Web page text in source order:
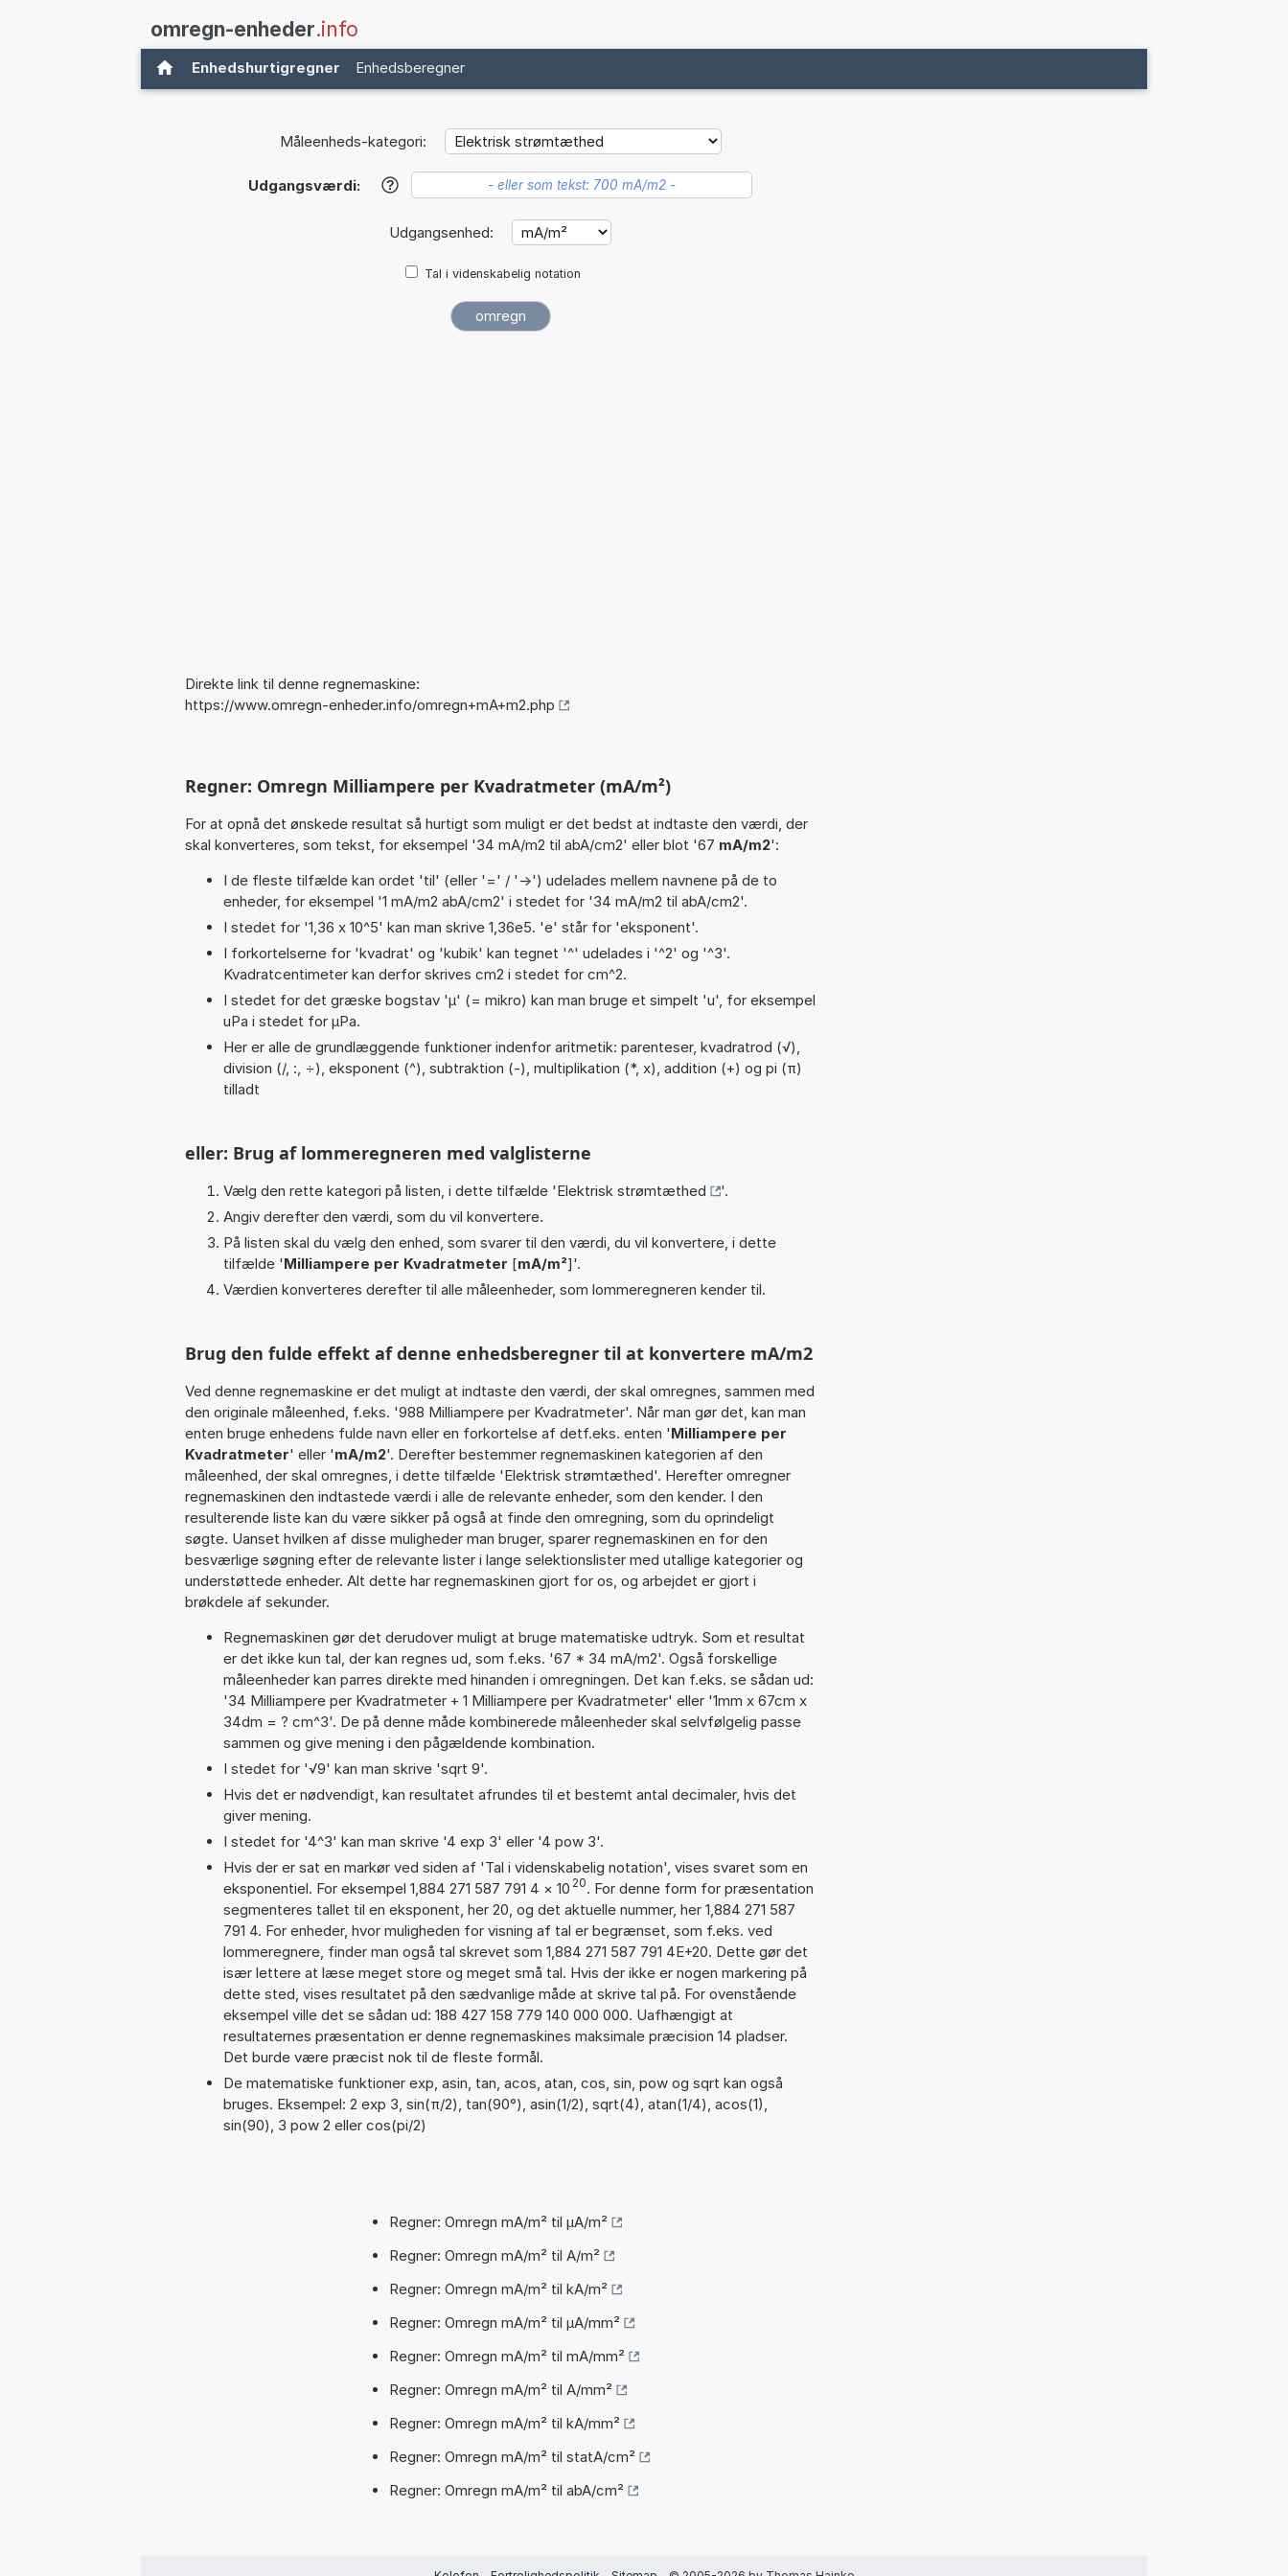
omregn-enheder.info
Enhedshurtigregner Enhedsberegner
Måleenheds-kategori:
Udgangsværdi: ?
Udgangsenhed:
Tal i videnskabelig notation
Direkte link til denne regnemaskine:
https://www.omregn-enheder.info/omregn+mA+m2.php
Regner: Omregn Milliampere per Kvadratmeter (mA/m²)
For at opnå det ønskede resultat så hurtigt som muligt er det bedst at indtaste den værdi, der
skal konverteres, som tekst, for eksempel '34 mA/m2 til abA/cm2' eller blot '67 mA/m2':
I de fleste tilfælde kan ordet 'til' (eller '=' / '->') udelades mellem navnene på de to
enheder, for eksempel '1 mA/m2 abA/cm2' i stedet for '34 mA/m2 til abA/cm2'.
I stedet for '1,36 x 10^5' kan man skrive 1,36e5. 'e' står for 'eksponent'.
I forkortelserne for 'kvadrat' og 'kubik' kan tegnet '^' udelades i '^2' og '^3'.
Kvadratcentimeter kan derfor skrives cm2 i stedet for cm^2.
I stedet for det græske bogstav 'µ' (= mikro) kan man bruge et simpelt 'u', for eksempel
uPa i stedet for µPa.
Her er alle de grundlæggende funktioner indenfor aritmetik: parenteser, kvadratrod (√),
division (/, :, ÷), eksponent (^), subtraktion (-), multiplikation (*, x), addition (+) og pi (π)
tilladt
eller: Brug af lommeregneren med valglisterne
Vælg den rette kategori på listen, i dette tilfælde 'Elektrisk strømtæthed
'.
Angiv derefter den værdi, som du vil konvertere.
På listen skal du vælg den enhed, som svarer til den værdi, du vil konvertere, i dette
tilfælde 'Milliampere per Kvadratmeter [mA/m²]'.
Værdien konverteres derefter til alle måleenheder, som lommeregneren kender til.
Brug den fulde effekt af denne enhedsberegner til at konvertere mA/m2
Ved denne regnemaskine er det muligt at indtaste den værdi, der skal omregnes, sammen med
den originale måleenhed, f.eks. '988 Milliampere per Kvadratmeter'. Når man gør det, kan man
enten bruge enhedens fulde navn eller en forkortelse af detf.eks. enten 'Milliampere per
Kvadratmeter' eller 'mA/m2'. Derefter bestemmer regnemaskinen kategorien af den
måleenhed, der skal omregnes, i dette tilfælde 'Elektrisk strømtæthed'. Herefter omregner
regnemaskinen den indtastede værdi i alle de relevante enheder, som den kender. I den
resulterende liste kan du være sikker på også at finde den omregning, som du oprindeligt
søgte. Uanset hvilken af disse muligheder man bruger, sparer regnemaskinen en for den
besværlige søgning efter de relevante lister i lange selektionslister med utallige kategorier og
understøttede enheder. Alt dette har regnemaskinen gjort for os, og arbejdet er gjort i
brøkdele af sekunder.
Regnemaskinen gør det derudover muligt at bruge matematiske udtryk. Som et resultat
er det ikke kun tal, der kan regnes ud, som f.eks. '67 * 34 mA/m2'. Også forskellige
måleenheder kan parres direkte med hinanden i omregningen. Det kan f.eks. se sådan ud:
'34 Milliampere per Kvadratmeter + 1 Milliampere per Kvadratmeter' eller '1mm x 67cm x
34dm = ? cm^3'. De på denne måde kombinerede måleenheder skal selvfølgelig passe
sammen og give mening i den pågældende kombination.
I stedet for '√9' kan man skrive 'sqrt 9'.
Hvis det er nødvendigt, kan resultatet afrundes til et bestemt antal decimaler, hvis det
giver mening.
I stedet for '4^3' kan man skrive '4 exp 3' eller '4 pow 3'.
Hvis der er sat en markør ved siden af 'Tal i videnskabelig notation', vises svaret som en
eksponentiel. For eksempel 1,884 271 587 791 4 × 10 20. For denne form for præsentation
segmenteres tallet til en eksponent, her 20, og det aktuelle nummer, her 1,884 271 587
791 4. For enheder, hvor muligheden for visning af tal er begrænset, som f.eks. ved
lommeregnere, finder man også tal skrevet som 1,884 271 587 791 4E+20. Dette gør det
især lettere at læse meget store og meget små tal. Hvis der ikke er nogen markering på
dette sted, vises resultatet på den sædvanlige måde at skrive tal på. For ovenstående
eksempel ville det se sådan ud: 188 427 158 779 140 000 000. Uafhængigt at
resultaternes præsentation er denne regnemaskines maksimale præcision 14 pladser.
Det burde være præcist nok til de fleste formål.
De matematiske funktioner exp, asin, tan, acos, atan, cos, sin, pow og sqrt kan også
bruges. Eksempel: 2 exp 3, sin(π/2), tan(90°), asin(1/2), sqrt(4), atan(1/4), acos(1),
sin(90), 3 pow 2 eller cos(pi/2)
Regner: Omregn mA/m² til µA/m²
Regner: Omregn mA/m² til A/m²
Regner: Omregn mA/m² til kA/m²
Regner: Omregn mA/m² til µA/mm²
Regner: Omregn mA/m² til mA/mm²
Regner: Omregn mA/m² til A/mm²
Regner: Omregn mA/m² til kA/mm²
Regner: Omregn mA/m² til statA/cm²
Regner: Omregn mA/m² til abA/cm²